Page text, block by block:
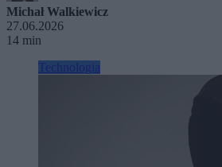
Michał Walkiewicz
27.06.2026
14 min
Technologia